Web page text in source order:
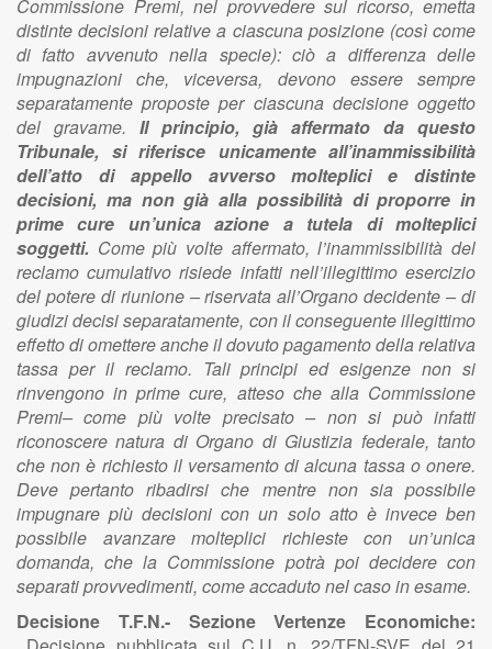
Commissione Premi, nel provvedere sul ricorso, emetta
distinte decisioni relative a ciascuna posizione (così come
di fatto avvenuto nella specie): ciò a differenza delle
impugnazioni che, viceversa, devono essere sempre
separatamente proposte per ciascuna decisione oggetto
del gravame. Il principio, già affermato da questo
Tribunale, si riferisce unicamente all’inammissibilità
dell’atto di appello avverso molteplici e distinte
decisioni, ma non già alla possibilità di proporre in
prime cure un’unica azione a tutela di molteplici
soggetti. Come più volte affermato, l’inammissibilità del
reclamo cumulativo risiede infatti nell’illegittimo esercizio
del potere di riunione – riservata all’Organo decidente – di
giudizi decisi separatamente, con il conseguente illegittimo
effetto di omettere anche il dovuto pagamento della relativa
tassa per il reclamo. Tali principi ed esigenze non si
rinvengono in prime cure, atteso che alla Commissione
Premi– come più volte precisato – non si può infatti
riconoscere natura di Organo di Giustizia federale, tanto
che non è richiesto il versamento di alcuna tassa o onere.
Deve pertanto ribadirsi che mentre non sia possibile
impugnare più decisioni con un solo atto è invece ben
possibile avanzare molteplici richieste con un’unica
domanda, che la Commissione potrà poi decidere con
separati provvedimenti, come accaduto nel caso in esame.
Decisione T.F.N.- Sezione Vertenze Economiche: